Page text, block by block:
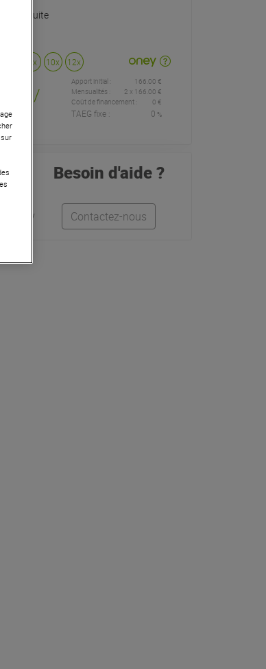
Gratuite
4x 10x 12x
/
Apport initial :
166.00 €
Mensualités :
2 x 166.00 €
Coût de financement :
0 €
TAEG fixe : 0 %
Anthony
Besoin d'aide ?
Contactez-nous